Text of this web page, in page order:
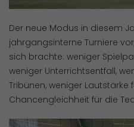
Der neue Modus in diesem
jahrgangsinterne Turniere
sich brachte: weniger
weniger Unterrichtsentfall,
Tribünen, weniger
Chancengleichheit für die